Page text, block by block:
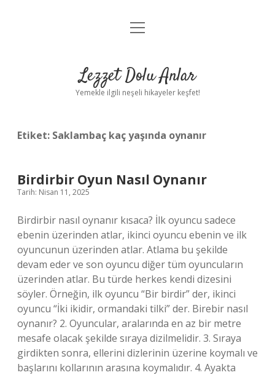
Anasayfa
Yasal Uyarı
menüyü
Lezzet Dolu Anlar
Yemekle ilgili neşeli hikayeler keşfet!
Etiket: Saklambaç kaç yaşında oynanır
Birdirbir Oyun Nasıl Oynanır
Tarih: Nisan 11, 2025
Birdirbir nasıl oynanır kısaca? İlk oyuncu sadece
ebenin üzerinden atlar, ikinci oyuncu ebenin ve ilk
oyuncunun üzerinden atlar. Atlama bu şekilde
devam eder ve son oyuncu diğer tüm oyuncuların
üzerinden atlar. Bu türde herkes kendi dizesini
söyler. Örneğin, ilk oyuncu “Bir birdir” der, ikinci
oyuncu “İki ikidir, ormandaki tilki” der. Birebir nasıl
oynanır? 2. Oyuncular, aralarında en az bir metre
mesafe olacak şekilde sıraya dizilmelidir. 3. Sıraya
girdikten sonra, ellerini dizlerinin üzerine koymalı ve
başlarını kollarının arasına koymalıdır. 4. Ayakta